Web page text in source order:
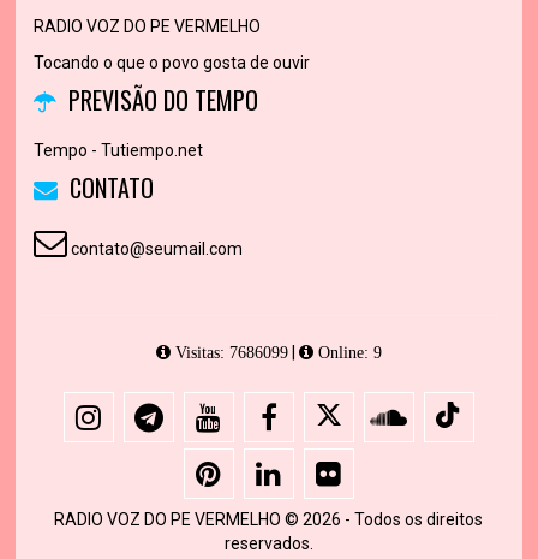
RADIO VOZ DO PE VERMELHO
Tocando o que o povo gosta de ouvir
PREVISÃO DO TEMPO
Tempo - Tutiempo.net
CONTATO
contato@seumail.com
Visitas: 7686099| Online: 9
RADIO VOZ DO PE VERMELHO © 2026 - Todos os direitos
reservados.